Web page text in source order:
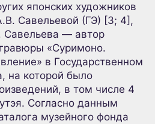
японских художников
Савельевой (ГЭ) [3; 4],
— автор
«Суримоно.
в Государственном
на которой было
в том числе 4
Согласно данным
музейного фонда